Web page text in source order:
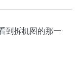
到拆机图的那一